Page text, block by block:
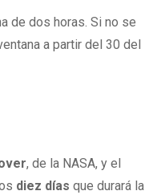
de dos horas. Si no se
a partir del 30 del
, de la NASA, y el
diez días que durará la